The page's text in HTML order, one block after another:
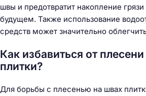
швы и предотвратит накопление
будущем. Также использование
средств может значительно
Как избавиться от
плитки?
Для борьбы с плесенью на швах